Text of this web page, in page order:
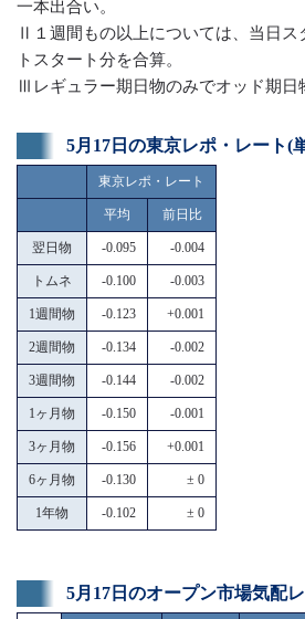
一本出合い。
Ⅱ１週間もの以上については、当日ス
トスタート分を合算。
Ⅲレギュラー期日物のみでオッド期日
5月17日の東京レポ・レート(
東京レポ・レート
平均 前日比
翌日物 -0.095 -0.004
トムネ -0.100 -0.003
1週間物 -0.123 +0.001
2週間物 -0.134 -0.002
3週間物 -0.144 -0.002
1ヶ月物 -0.150 -0.001
3ヶ月物 -0.156 +0.001
6ヶ月物 -0.130 ± 0
1年物 -0.102 ± 0
5月17日のオープン市場気配